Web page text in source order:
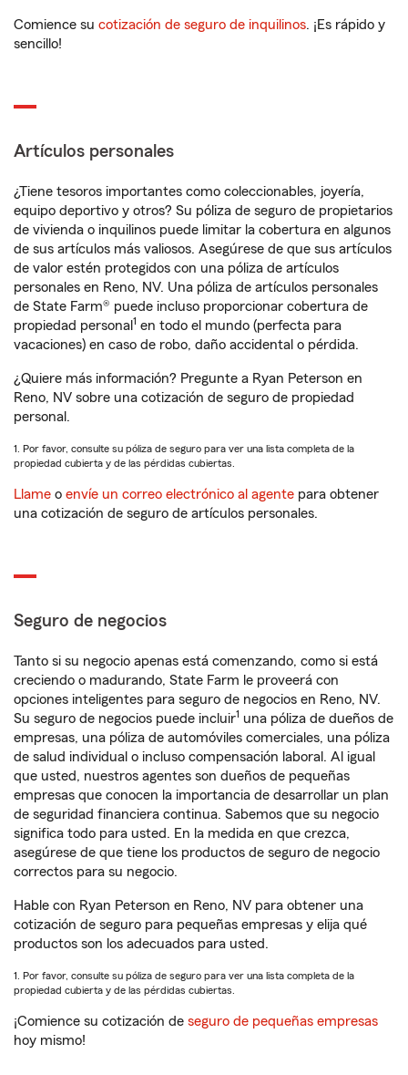
Comience su cotización de seguro de inquilinos. ¡Es rápido y
sencillo!
Artículos personales
¿Tiene tesoros importantes como coleccionables, joyería,
equipo deportivo y otros? Su póliza de seguro de propietarios
de vivienda o inquilinos puede limitar la cobertura en algunos
de sus artículos más valiosos. Asegúrese de que sus artículos
de valor estén protegidos con una póliza de artículos
personales en Reno, NV. Una póliza de artículos personales
de State Farm® puede incluso proporcionar cobertura de
propiedad personal 1 en todo el mundo (perfecta para
vacaciones) en caso de robo, daño accidental o pérdida.
¿Quiere más información? Pregunte a Ryan Peterson en
Reno, NV sobre una cotización de seguro de propiedad
personal.
1. Por favor, consulte su póliza de seguro para ver una lista completa de la
propiedad cubierta y de las pérdidas cubiertas.
Llame o envíe un correo electrónico al agente para obtener
una cotización de seguro de artículos personales.
Seguro de negocios
Tanto si su negocio apenas está comenzando, como si está
creciendo o madurando, State Farm le proveerá con
opciones inteligentes para seguro de negocios en Reno, NV.
Su seguro de negocios puede incluir1 una póliza de dueños de
empresas, una póliza de automóviles comerciales, una póliza
de salud individual o incluso compensación laboral. Al igual
que usted, nuestros agentes son dueños de pequeñas
empresas que conocen la importancia de desarrollar un plan
de seguridad financiera continua. Sabemos que su negocio
significa todo para usted. En la medida en que crezca,
asegúrese de que tiene los productos de seguro de negocio
correctos para su negocio.
Hable con Ryan Peterson en Reno, NV para obtener una
cotización de seguro para pequeñas empresas y elija qué
productos son los adecuados para usted.
1. Por favor, consulte su póliza de seguro para ver una lista completa de la
propiedad cubierta y de las pérdidas cubiertas.
¡Comience su cotización de seguro de pequeñas empresas
hoy mismo!